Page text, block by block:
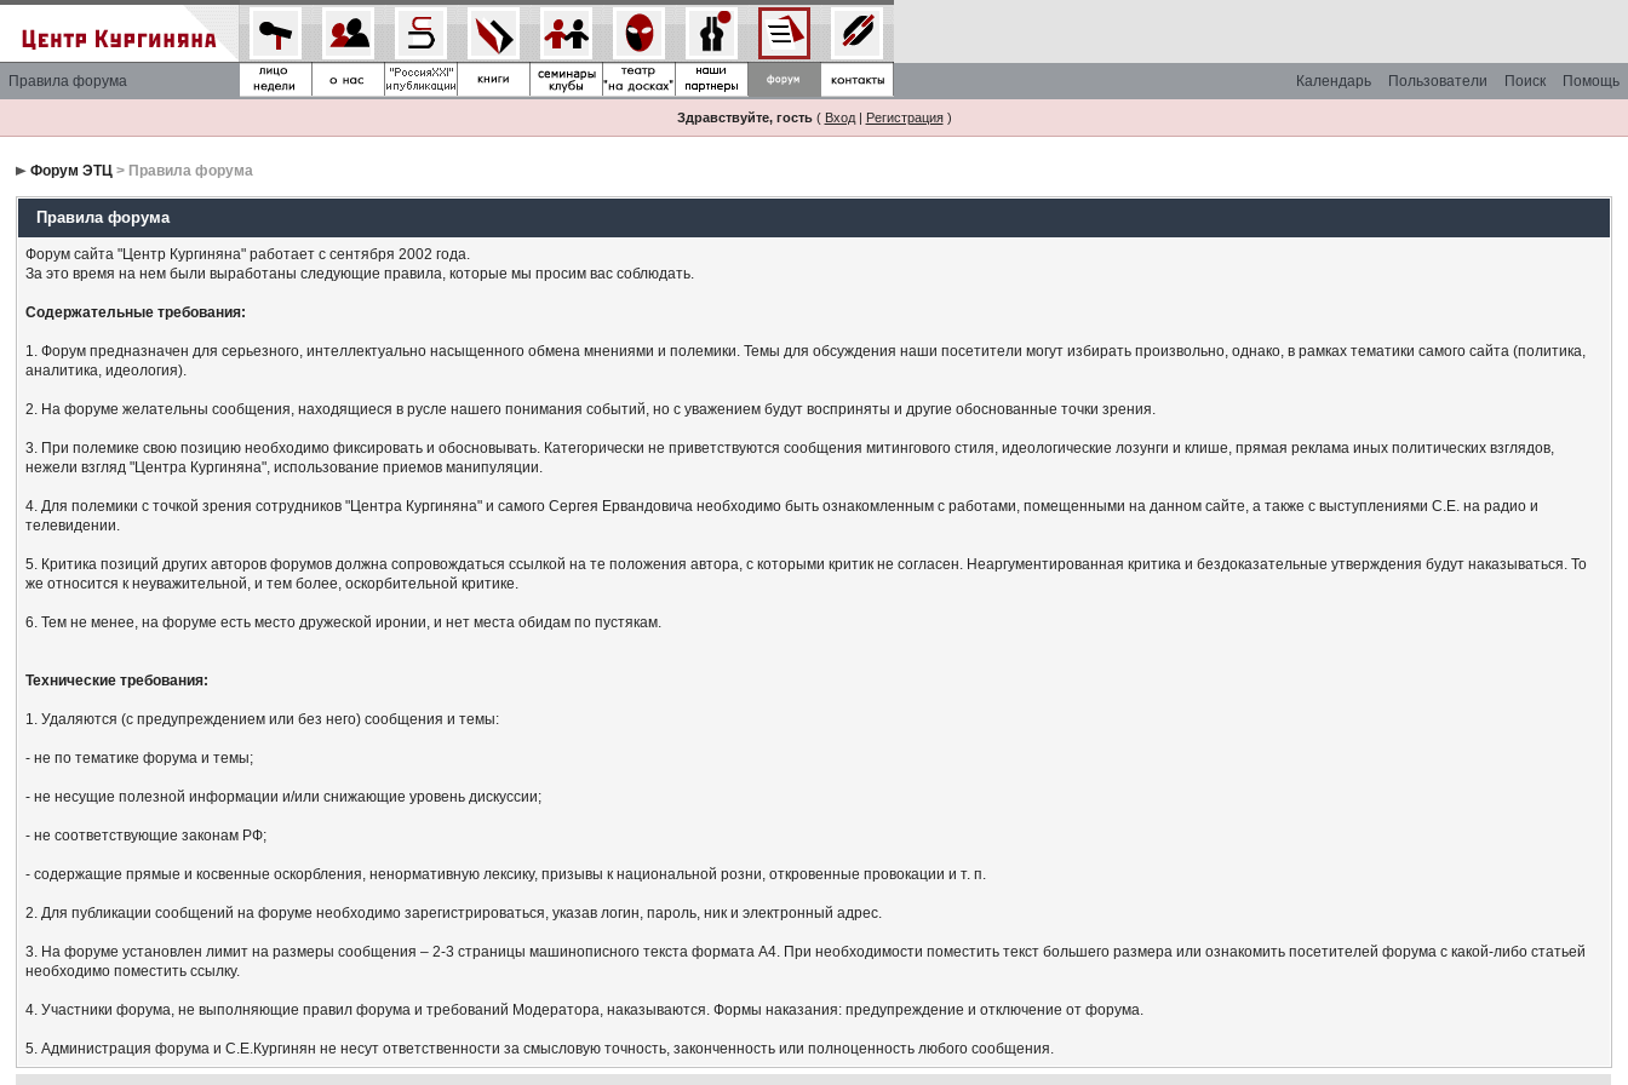
Правила форума Помощь
Поиск
Пользователи
Календарь
Здравствуйте, гость( Вход| Регистрация)
Форум ЭТЦ > Правила форума
Правила форума
Форум сайта "Центр Кургиняна" работает с сентября 2002 года.
За это время на нем были выработаны следующие правила, которые мы просим вас соблюдать.
Содержательные требования:
1. Форум предназначен для серьезного, интеллектуально насыщенного обмена мнениями и полемики. Темы для обсуждения наши посетители могут избирать произвольно, однако, в рамках тематики самого сайта (политика,
аналитика, идеология).
2. На форуме желательны сообщения, находящиеся в русле нашего понимания событий, но с уважением будут восприняты и другие обоснованные точки зрения.
3. При полемике свою позицию необходимо фиксировать и обосновывать. Категорически не приветствуются сообщения митингового стиля, идеологические лозунги и клише, прямая реклама иных политических взглядов,
нежели взгляд "Центра Кургиняна", использование приемов манипуляции.
4. Для полемики с точкой зрения сотрудников "Центра Кургиняна" и самого Сергея Ервандовича необходимо быть ознакомленным с работами, помещенными на данном сайте, а также с выступлениями С.Е. на радио и
телевидении.
5. Критика позиций других авторов форумов должна сопровождаться ссылкой на те положения автора, с которыми критик не согласен. Неаргументированная критика и бездоказательные утверждения будут наказываться. То
же относится к неуважительной, и тем более, оскорбительной критике.
6. Тем не менее, на форуме есть место дружеской иронии, и нет места обидам по пустякам.
Технические требования:
1. Удаляются (с предупреждением или без него) сообщения и темы:
- не по тематике форума и темы;
- не несущие полезной информации и/или снижающие уровень дискуссии;
- не соответствующие законам РФ;
- содержащие прямые и косвенные оскорбления, ненормативную лексику, призывы к национальной розни, откровенные провокации и т. п.
2. Для публикации сообщений на форуме необходимо зарегистрироваться, указав логин, пароль, ник и электронный адрес.
3. На форуме установлен лимит на размеры сообщения – 2-3 страницы машинописного текста формата А4. При необходимости поместить текст большего размера или ознакомить посетителей форума с какой-либо статьей
необходимо поместить ссылку.
4. Участники форума, не выполняющие правил форума и требований Модератора, наказываются. Формы наказания: предупреждение и отключение от форума.
5. Администрация форума и С.Е.Кургинян не несут ответственности за смысловую точность, законченность или полноценность любого сообщения.